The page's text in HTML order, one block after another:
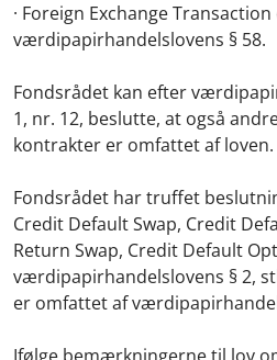
· Foreign Exchange
værdipapirhandelslovens § 58.
Fondsrådet kan efter
1, nr. 12, beslutte, at også
kontrakter er omfattet af loven.
Fondsrådet har truffet
Credit Default Swap, Credit
Return Swap, Credit Default
værdipapirhandelslovens § 2,
er omfattet af